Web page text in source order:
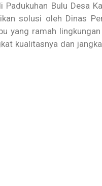
Bulu Desa
solusi oleh Dinas
yang ramah
kualitasnya dan